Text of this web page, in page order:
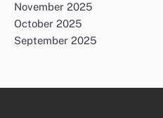
November 2025
October 2025
September 2025